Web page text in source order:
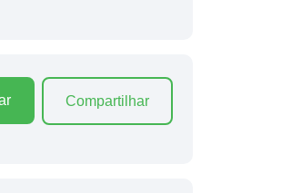
Compartilhar